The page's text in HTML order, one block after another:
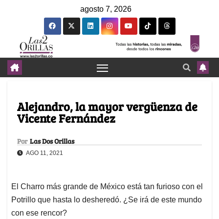
agosto 7, 2026
Alejandro, la mayor vergüenza de
Vicente Fernández
Por Las Dos Orillas
AGO 11, 2021
El Charro más grande de México está tan furioso con el
Potrillo que hasta lo desheredó. ¿Se irá de este mundo
con ese rencor?